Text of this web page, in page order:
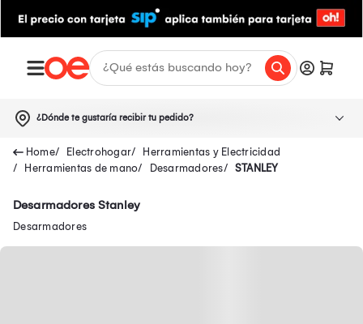
¿Dónde te gustaría recibir tu pedido?
Electrohogar
Herramientas y Electricidad
Herramientas de mano
Desarmadores STANLEY
Desarmadores Stanley
Desarmadores